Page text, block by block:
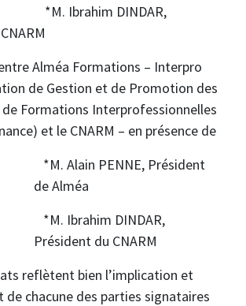
DINDAR,
Alméa Formations – Interpro
de Gestion et de Promotion des
de Formations Interprofessionnelles
et le CNARM – en présence de
*M. Alain PENNE, Président
de Alméa
*M. Ibrahim DINDAR,
Président du CNARM
reflètent bien l’implication et
de chacune des parties signataires